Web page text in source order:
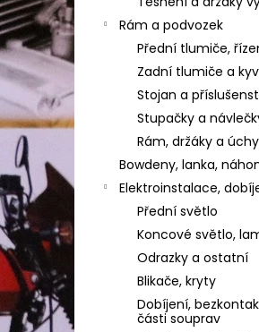
Rám a podvozek
Přední tlumiče,
Zadní tlumiče a
Stojan a
Stupačky a
Rám, držáky a
Bowdeny, lanka,
Elektroinstalace,
Přední světlo
Koncové světlo,
Odrazky a ostatní
Blikače, kryty
Dobíjení,
části souprav